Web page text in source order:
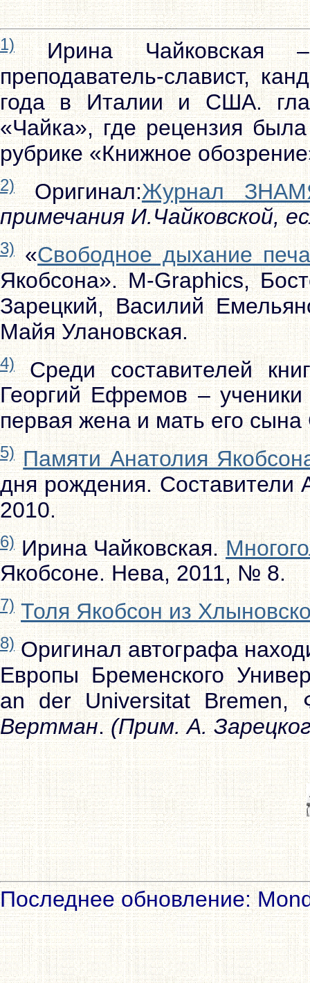
1)Ирина Чайковская –
преподаватель-славист,
года в Италии и США.
«Чайка», где рецензия
рубрике «Книжное
2)Оригинал:Журнал
примечания И.Чайковской,
3)«Свободное дыхание
Якобсона». M-Graphics,
Зарецкий, Василий
Майя Улановская.
4)Среди составителей
Георгий Ефремов –
первая жена и мать его
5) Памяти Анатолия
дня рождения. Составители
2010.
6)Ирина Чайковская.
Якобсоне. Нева, 2011, № 8.
7) Толя Якобсон из
8)Оригинал автографа
Европы Бременского
an der Universitat Bremen,
Вертман.(Прим. А.
Последнее обновление: